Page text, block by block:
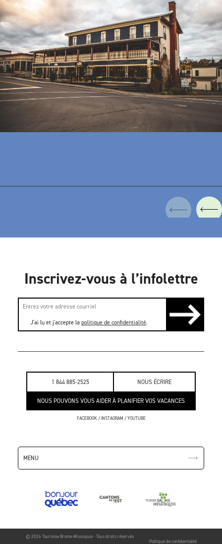
1 844 885-2525 NOUS ÉCRIRE
NOUS POUVONS VOUS AIDER À PLANIFIER VOS VACANCES
FACEBOOK/ INSTAGRAM /YOUTUBE
MENU
© 2026 Tourisme Brome-Missisquoi - Tous droits réservés
Politique de confidentialité
Inscrivez-vous à l’infolettre
J'ai lu et j'accepte la politique de confidentialité.